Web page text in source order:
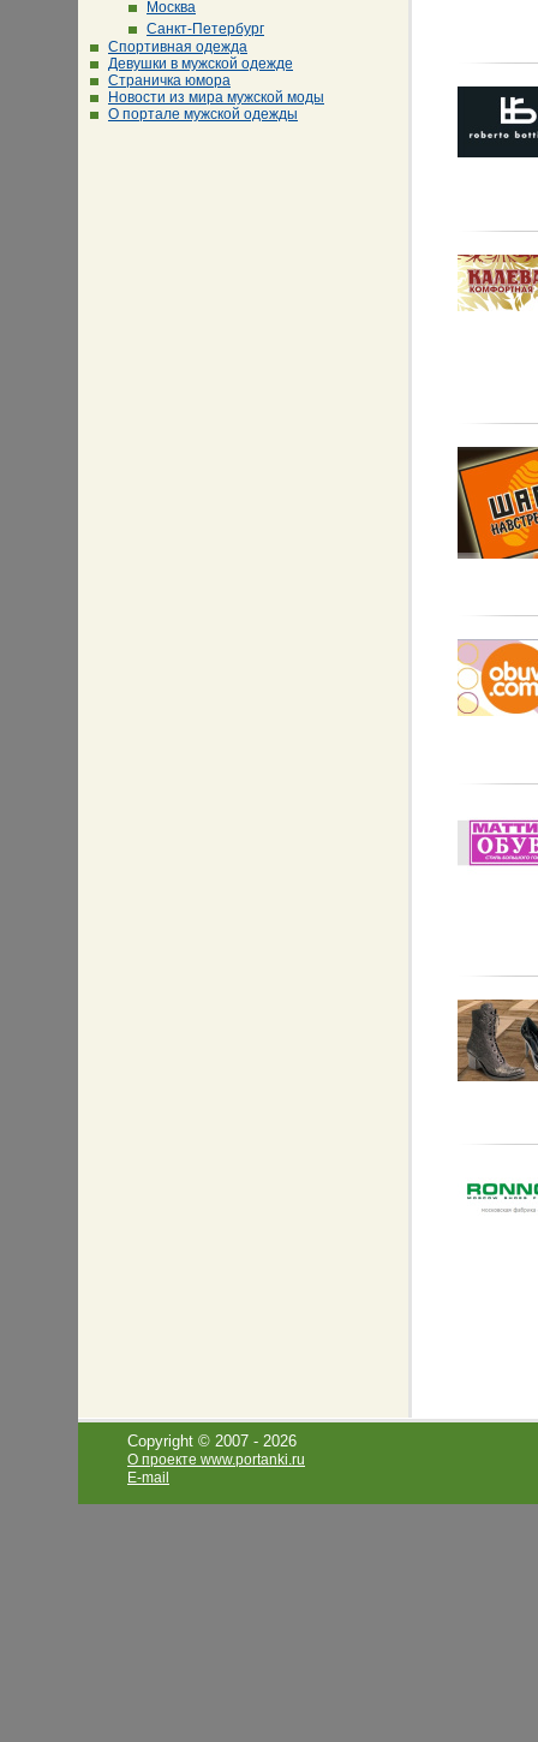
Москва
Санкт-Петербург
Спортивная одежда
Девушки в мужской одежде
Страничка юмора
Новости из мира мужской моды
О портале мужской одежды
Copyright © 2007 - 2026
О проекте www.portanki.ru
E-mail